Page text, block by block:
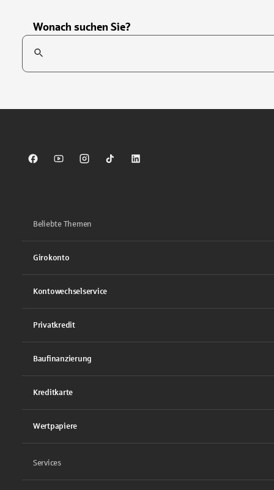
Wonach suchen Sie?
Suchfeld
Sparkasse auf Facebook
Sparkasse auf Youtube
Sparkasse auf Instagram
Sparkasse auf TikTok
Sparkasse auf LinkedIn
Beliebte Themen
Girokonto
Kontowechselservice
Privatkredit
Baufinanzierung
Kreditkarte
Wertpapiere
Services